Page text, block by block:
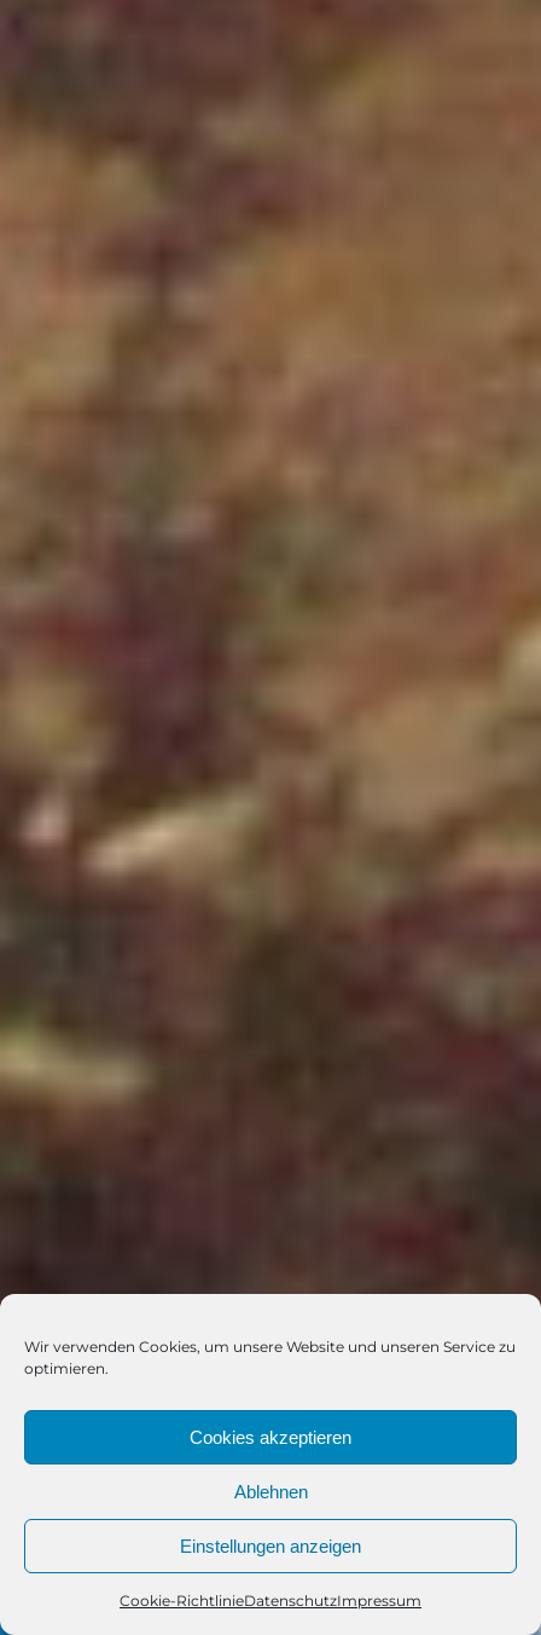
Wir verwenden Cookies, um unsere Website und unseren Service zu
optimieren.
Cookies akzeptieren
Ablehnen
Einstellungen anzeigen
Cookie-RichtlinieDatenschutzImpressum
Telefon Kontakt WhatsApp